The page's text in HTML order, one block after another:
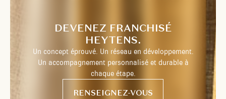
DEVENEZ FRANCHISÉ
HEYTENS.
Un concept éprouvé. Un réseau en développement.
Un accompagnement personnalisé et durable à
chaque étape.
RENSEIGNEZ-VOUS